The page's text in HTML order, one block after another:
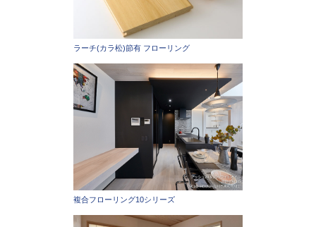
ラーチ(カラ松)節有 フローリング
複合フローリング10シリーズ